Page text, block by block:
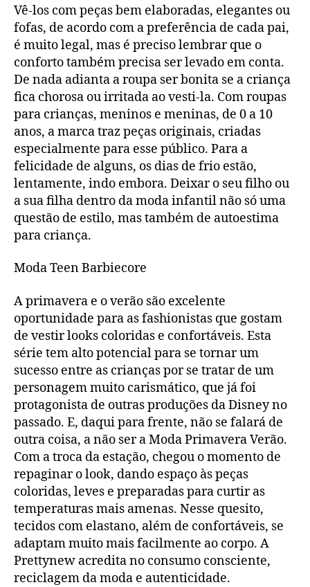
Vê-los com peças bem elaboradas, elegantes ou
fofas, de acordo com a preferência de cada pai,
é muito legal, mas é preciso lembrar que o
conforto também precisa ser levado em conta.
De nada adianta a roupa ser bonita se a criança
fica chorosa ou irritada ao vesti-la. Com roupas
para crianças, meninos e meninas, de 0 a 10
anos, a marca traz peças originais, criadas
especialmente para esse público. Para a
felicidade de alguns, os dias de frio estão,
lentamente, indo embora. Deixar o seu filho ou
a sua filha dentro da moda infantil não só uma
questão de estilo, mas também de autoestima
para criança.
Moda Teen Barbiecore
A primavera e o verão são excelente
oportunidade para as fashionistas que gostam
de vestir looks coloridas e confortáveis. Esta
série tem alto potencial para se tornar um
sucesso entre as crianças por se tratar de um
personagem muito carismático, que já foi
protagonista de outras produções da Disney no
passado. E, daqui para frente, não se falará de
outra coisa, a não ser a Moda Primavera Verão.
Com a troca da estação, chegou o momento de
repaginar o look, dando espaço às peças
coloridas, leves e preparadas para curtir as
temperaturas mais amenas. Nesse quesito,
tecidos com elastano, além de confortáveis, se
adaptam muito mais facilmente ao corpo. A
Prettynew acredita no consumo consciente,
reciclagem da moda e autenticidade.